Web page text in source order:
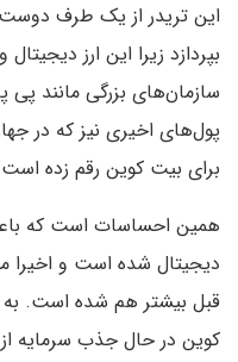
این تریدر از یک طرف
بپردازد زیرا این ارز
سازمان‌های بزرگی مانند
پول‌های اخیری نیز که در
برای بیت کوین رقم زده
همین احساسات است که
دیجیتال شده است و اخیرا
قبل بیشتر هم شده است.
کوین در حال جذب سرمایه از